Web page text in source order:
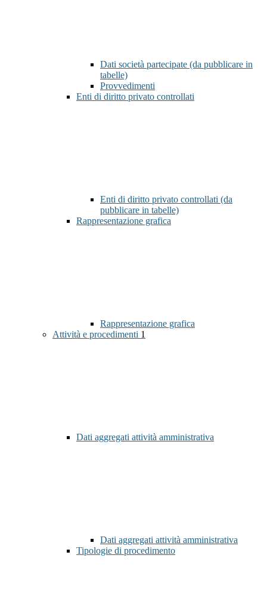
Dati società partecipate (da pubblicare in
tabelle)
Provvedimenti
Enti di diritto privato controllati
Enti di diritto privato controllati (da
pubblicare in tabelle)
Rappresentazione grafica
Rappresentazione grafica
Attività e procedimenti 1
Dati aggregati attività amministrativa
Dati aggregati attività amministrativa
Tipologie di procedimento